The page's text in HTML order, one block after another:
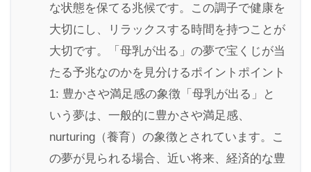
な状態を保てる兆候です。この調子で健康を
大切にし、リラックスする時間を持つことが
大切です。「母乳が出る」の夢で宝くじが当
たる予兆なのかを見分けるポイントポイント
1: 豊かさや満足感の象徴「母乳が出る」と
いう夢は、一般的に豊かさや満足感、
nurturing（養育）の象徴とされています。こ
の夢が見られる場合、近い将来、経済的な豊